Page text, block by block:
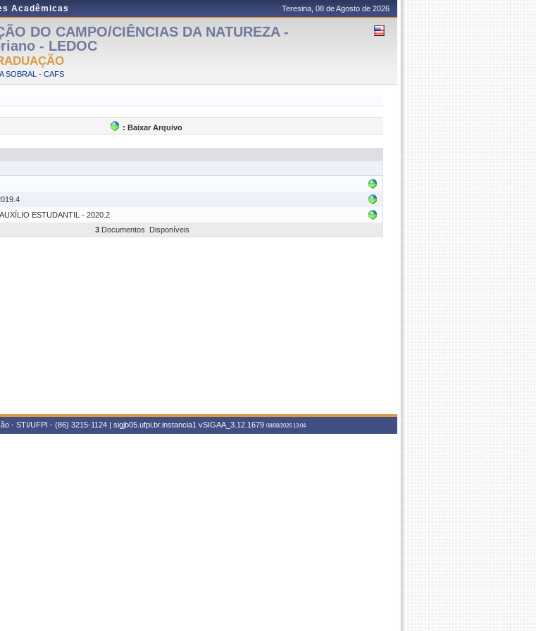
Acadêmicas Teresina, 08 de Agosto de 2026
DO CAMPO/CIÊNCIAS DA NATUREZA -
- LEDOC
SOBRAL - CAFS
: Baixar Arquivo
ESTUDANTIL - 2020.2
3Documentos Disponíveis
- STI/UFPI - (86) 3215-1124 | sigjb05.ufpi.br.instancia1 vSIGAA_3.12.1679 08/08/2026 13:04